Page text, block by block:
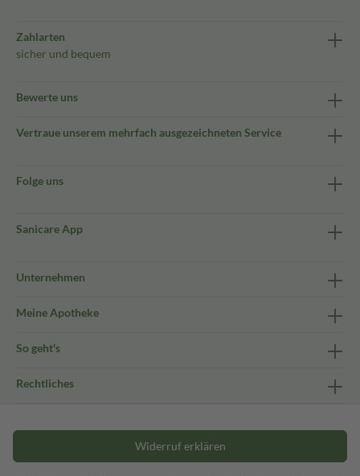
Zahlarten
sicher und bequem
Bewerte uns
Vertraue unserem mehrfach ausgezeichneten Service
Folge uns
Sanicare App
Unternehmen
Meine Apotheke
So geht's
Rechtliches
Widerruf erklären